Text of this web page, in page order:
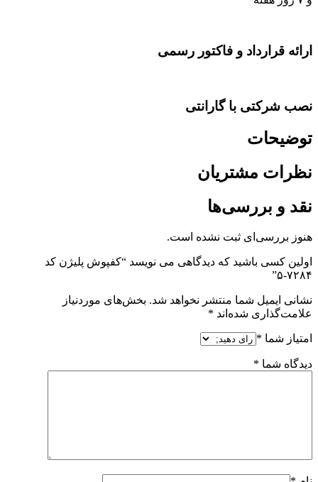
ارائه قرارداد و فاکتور رسمی
نصب شرکتی با گارانتی
توضیحات
نظرات مشتریان
نقد و بررسی‌ها
هنوز بررسی‌ای ثبت نشده است.
اولین کسی باشید که دیدگاهی می نویسد “کفپوش پلیژن کد
۷۲۸۴-۵”
نشانی ایمیل شما منتشر نخواهد شد. بخش‌های موردنیاز
علامت‌گذاری شده‌اند *
امتیاز شما *
دیدگاه شما *